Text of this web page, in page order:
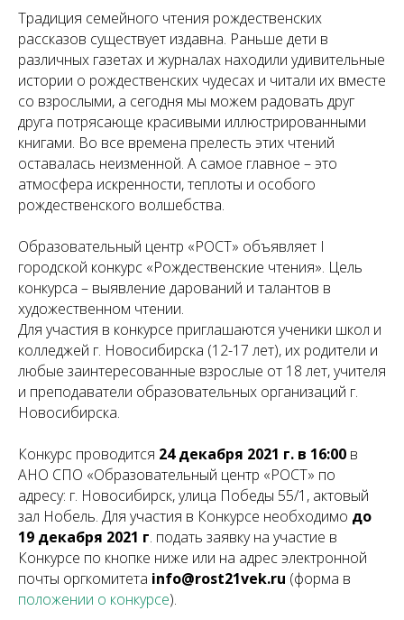
Традиция семейного чтения рождественских
рассказов существует издавна. Раньше дети в
различных газетах и журналах находили удивительные
истории о рождественских чудесах и читали их вместе
со взрослыми, а сегодня мы можем радовать друг
друга потрясающе красивыми иллюстрированными
книгами. Во все времена прелесть этих чтений
оставалась неизменной. А самое главное – это
атмосфера искренности, теплоты и особого
рождественского волшебства.
Образовательный центр «РОСТ» объявляет I
городской конкурс «Рождественские чтения». Цель
конкурса – выявление дарований и талантов в
художественном чтении.
Для участия в конкурсе приглашаются ученики школ и
колледжей г. Новосибирска (12-17 лет), их родители и
любые заинтересованные взрослые от 18 лет, учителя
и преподаватели образовательных организаций г.
Новосибирска.
Конкурс проводится 24 декабря 2021 г. в 16:00 в
АНО СПО «Образовательный центр «РОСТ» по
адресу: г. Новосибирск, улица Победы 55/1, актовый
зал Нобель. Для участия в Конкурсе необходимо до
19 декабря 2021 г. подать заявку на участие в
Конкурсе по кнопке ниже или на адрес электронной
почты оргкомитета info@rost21vek.ru (форма в
положении о конкурсе).